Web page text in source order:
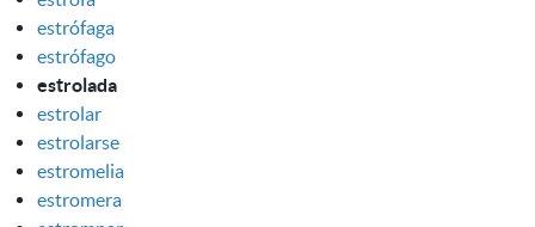
estrófaga
estrófago
estrolada
estrolar
estrolarse
estromelia
estromera